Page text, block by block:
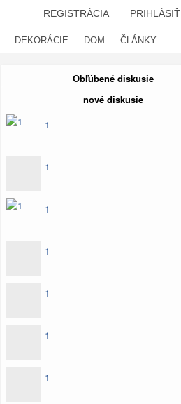
REGISTRÁCIA PRIHLÁSIŤ
DEKORÁCIE DOM ČLÁNKY
Obľúbené diskusie
nové diskusie
1
1
1
1
1
1
1